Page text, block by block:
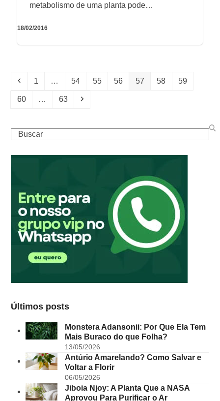
metabolismo de uma planta pode…
18/02/2016
Previous
Page
1 … Page
54 Page
55 Page
56 Page
57 Page
58 Page
59
Page
60 … Page
63 Next
Buscar
Últimos posts
Monstera Adansonii: Por Que Ela Tem
Mais Buraco do que Folha?
13/05/2026
Antúrio Amarelando? Como Salvar e
Voltar a Florir
06/05/2026
Jiboia Njoy: A Planta Que a NASA
Aprovou Para Purificar o Ar